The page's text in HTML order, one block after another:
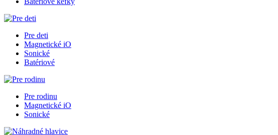
Pre deti
Magnetické iO
Sonické
Batériové
Pre rodinu
Magnetické iO
Sonické